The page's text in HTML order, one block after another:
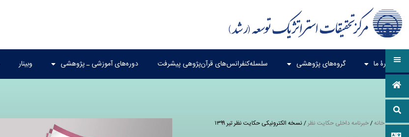
دربارۀ ما گروه‌های پژوهشی سلسله‌کنفرانس‌های قرآن‌پژوهی پیشرفت دوره‌های آموزشی ـ پژوهشی وبینار
خانه/خبرنامه داخلی حکایت نظر / نسخه الکترونیکی حکایت نظر تیر ۱۳۹۹